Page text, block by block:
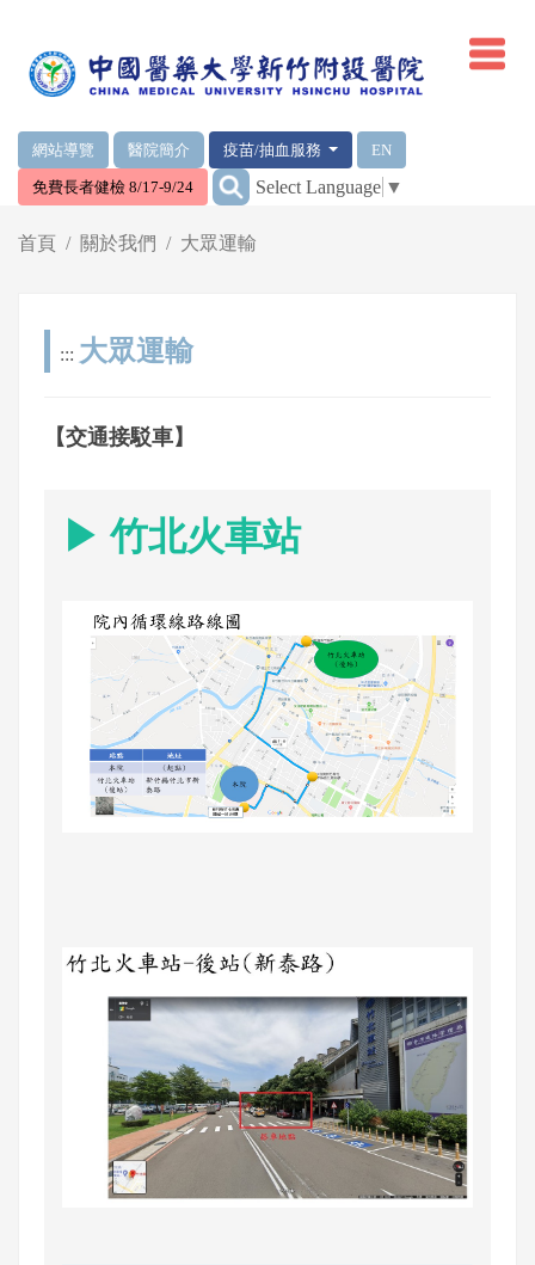
網站導覽 醫院簡介 疫苗/抽血服務 EN
免費長者健檢 8/17-9/24 ::: Select Language ▼
首頁 關於我們 大眾運輸
::: 大眾運輸
【交通接駁車】
▶ 竹北火車站